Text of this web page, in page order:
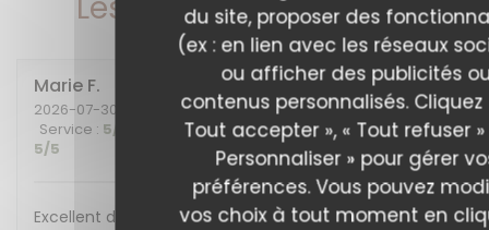
du site, proposer des
(ex : en lien avec les réseaux
ou afficher des publicités
contenus personnalisés. Cliquez
Tout accepter », « Tout refuser »
Personnaliser » pour gérer
préférences. Vous pouvez
vos choix à tout moment en
Marie F
2026-07-30
- 20:00 - Couverts 2
Service : 5/5 Ambiance: 5 /5 Cuisine: 5 /5 Qualité / Prix:
5/5
Excellent diner et excellente soirée, nous